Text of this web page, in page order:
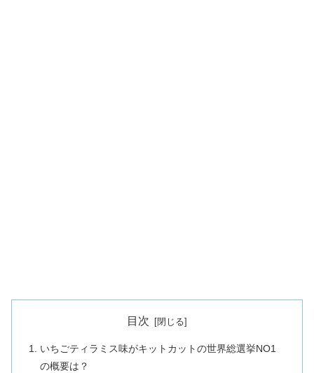
目次
いちごティラミス味がキットカットの世界総選挙NO1
の概要は？